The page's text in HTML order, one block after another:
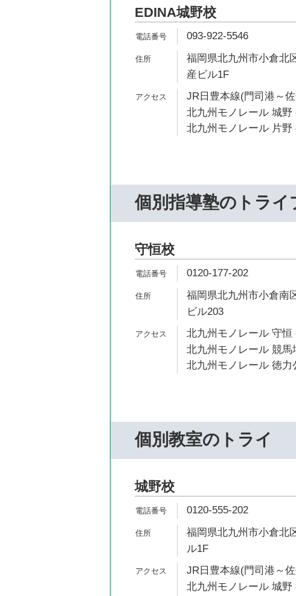
EDINA城野校
093-922-5546
福岡県北九州市小倉北
産ビル1F
JR日豊本線(門司港～
北九州モノレール 城野
北九州モノレール 片野
個別指導塾のトライ
守恒校
0120-177-202
福岡県北九州市小倉南
ビル203
北九州モノレール 守恒
北九州モノレール 競馬
北九州モノレール 徳力
個別教室のトライ
城野校
0120-555-202
福岡県北九州市小倉北
ル1F
JR日豊本線(門司港～
北九州モノレール 城野